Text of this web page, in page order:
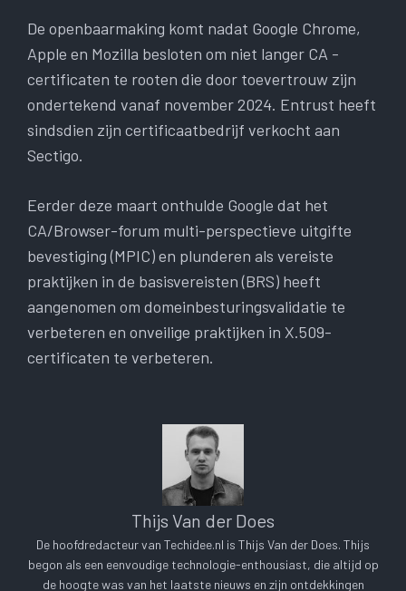
De openbaarmaking komt nadat Google Chrome,
Apple en Mozilla besloten om niet langer CA -
certificaten te rooten die door toevertrouw zijn
ondertekend vanaf november 2024. Entrust heeft
sindsdien zijn certificaatbedrijf verkocht aan
Sectigo.
Eerder deze maart onthulde Google dat het
CA/Browser-forum multi-perspectieve uitgifte
bevestiging (MPIC) en plunderen als vereiste
praktijken in de basisvereisten (BRS) heeft
aangenomen om domeinbesturingsvalidatie te
verbeteren en onveilige praktijken in X.509-
certificaten te verbeteren.
Thijs Van der Does
De hoofdredacteur van Techidee.nl is Thijs Van der Does. Thijs
begon als een eenvoudige technologie-enthousiast, die altijd op
de hoogte was van het laatste nieuws en zijn ontdekkingen